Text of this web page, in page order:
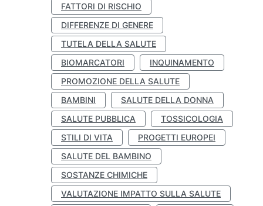
FATTORI DI RISCHIO
DIFFERENZE DI GENERE
TUTELA DELLA SALUTE
BIOMARCATORI
INQUINAMENTO
PROMOZIONE DELLA SALUTE
BAMBINI
SALUTE DELLA DONNA
SALUTE PUBBLICA
TOSSICOLOGIA
STILI DI VITA
PROGETTI EUROPEI
SALUTE DEL BAMBINO
SOSTANZE CHIMICHE
VALUTAZIONE IMPATTO SULLA SALUTE